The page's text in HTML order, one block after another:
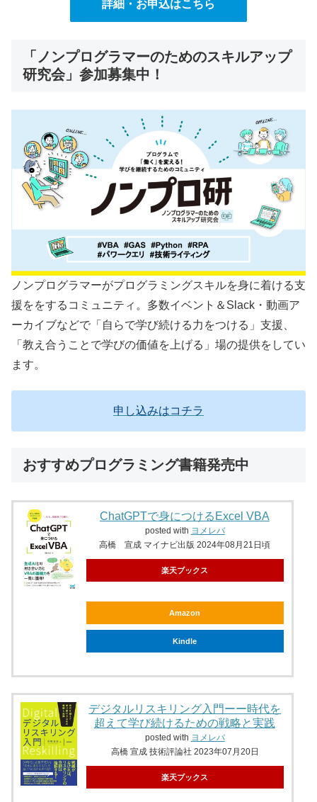
詳細・お申込はこちら
「ノンプログラマーのためのスキルアップ
研究会」参加募集中！
ノンプログラマーがプログラミングスキルを身に着ける支
援ををするコミュニティ。多数イベント＆Slack・動画ア
ーカイブなどで「自らで学び続ける力をつける」支援、
「教え合うことで学びの価値を上げる」場の提供をしてい
ます。
申し込みはコチラ
おすすめプログラミング書籍発売中
ChatGPTで身につけるExcel VBA
posted with ヨメレバ
高橋 宣成 マイナビ出版 2024年08月21日頃
楽天ブックス
Amazon
Kindle
デジタルリスキリング入門ーー時代を
超えて学び続けるための戦略と実践
posted with ヨメレバ
高橋 宣成 技術評論社 2023年07月20日
楽天ブックス